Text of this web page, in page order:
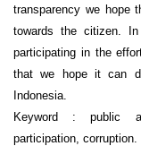
transparency we hope
towards the citizen.
participating in the
that we hope it can
Indonesia.
Keyword : public
participation, corruption.